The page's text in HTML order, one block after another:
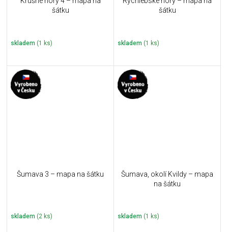
šátku
skladem (1 ks)
šátku
skladem (1 ks)
Šumava 3 – mapa na šátku
skladem (2 ks)
Šumava, okolí Kvildy – mapa
na šátku
skladem (1 ks)